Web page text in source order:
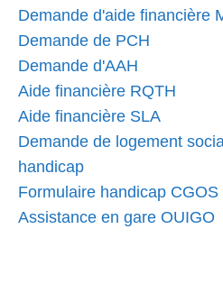
Demande d'aide financière
Demande de PCH
Demande d'AAH
Aide financière RQTH
Aide financière SLA
Demande de logement
handicap
Formulaire handicap CGOS
Assistance en gare OUIGO